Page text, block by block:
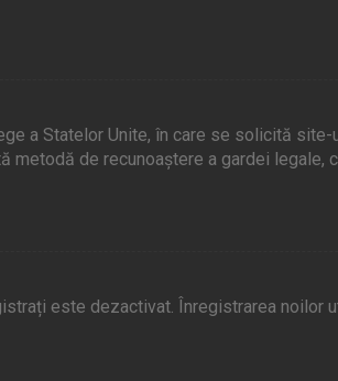
a Statelor Unite, în care se solicită site-
de recunoaștere a gardei legale,
este dezactivat. Înregistrarea noilor